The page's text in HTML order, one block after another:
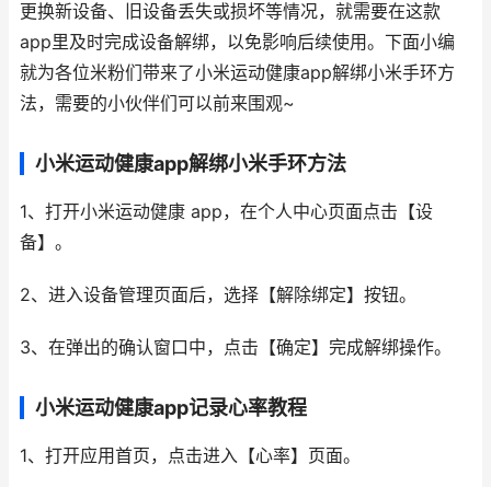
更换新设备、旧设备丢失或损坏等情况，就需要在这款
app里及时完成设备解绑，以免影响后续使用。下面小编
就为各位米粉们带来了小米运动健康app解绑小米手环方
法，需要的小伙伴们可以前来围观~
小米运动健康app解绑小米手环方法
1、打开小米运动健康 app，在个人中心页面点击【设
备】。
2、进入设备管理页面后，选择【解除绑定】按钮。
3、在弹出的确认窗口中，点击【确定】完成解绑操作。
小米运动健康app记录心率教程
1、打开应用首页，点击进入【心率】页面。